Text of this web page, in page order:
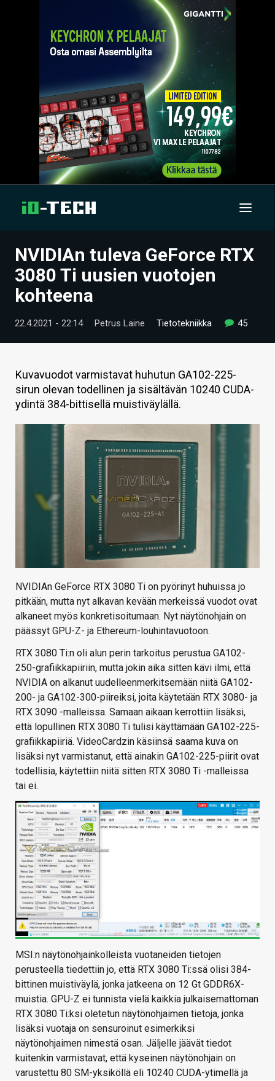
UUTISET
ARTIKKELIT
VIDEOT
TECHBBS
TIETOA
HINTA.FI
VAIHDA TEEMA
HAKU
NVIDIAn tuleva GeForce RTX
3080 Ti uusien vuotojen
kohteena
22.4.2021 - 22:14 Petrus Laine Tietotekniikka 45
Kuvavuodot varmistavat huhutun GA102-225-
sirun olevan todellinen ja sisältävän 10240 CUDA-
ydintä 384-bittisellä muistiväylällä.
NVIDIAn GeForce RTX 3080 Ti on pyörinyt huhuissa jo
pitkään, mutta nyt alkavan kevään merkeissä vuodot ovat
alkaneet myös konkretisoitumaan. Nyt näytönohjain on
päässyt GPU-Z- ja Ethereum-louhintavuotoon.
RTX 3080 Ti:n oli alun perin tarkoitus perustua GA102-
250-grafiikkapiiriin, mutta jokin aika sitten kävi ilmi, että
NVIDIA on alkanut uudelleenmerkitsemään niitä GA102-
200- ja GA102-300-piireiksi, joita käytetään RTX 3080- ja
RTX 3090 -malleissa. Samaan aikaan kerrottiin lisäksi,
että lopullinen RTX 3080 Ti tulisi käyttämään GA102-225-
grafiikkapiiriä. VideoCardzin käsiinsä saama kuva on
lisäksi nyt varmistanut, että ainakin GA102-225-piirit ovat
todellisia, käytettiin niitä sitten RTX 3080 Ti -malleissa
tai ei.
MSI:n näytönohjainkolleista vuotaneiden tietojen
perusteella tiedettiin jo, että RTX 3080 Ti:ssä olisi 384-
bittinen muistiväylä, jonka jatkeena on 12 Gt GDDR6X-
muistia. GPU-Z ei tunnista vielä kaikkia julkaisemattoman
RTX 3080 Ti:ksi oletetun näytönohjaimen tietoja, jonka
lisäksi vuotaja on sensuroinut esimerkiksi
näytönohjaimen nimestä osan. Jäljelle jäävät tiedot
kuitenkin varmistavat, että kyseinen näytönohjain on
varustettu 80 SM-yksiköllä eli 10240 CUDA-ytimellä ja